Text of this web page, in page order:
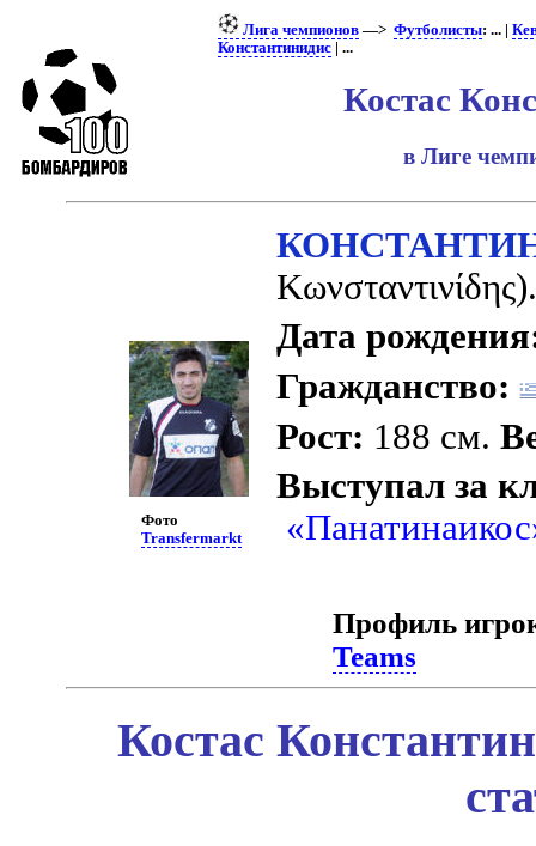
Лига чемпионов —> Футболисты: ... |
Константинидис | ...
Костас
в Лиге
Фото
Transfermarkt
Дата
Гражданство:
Рост: 188 см.
Выступал за
Профиль
Teams
Костас